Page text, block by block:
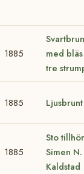
1885
med
tre
1885
1885
Sto
Simen N.
Kaldstad